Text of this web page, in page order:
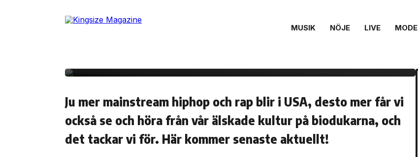
MUSIK NÖJE LIVE MODE
NÖJE 19 mars, 2013
Ju mer mainstream hiphop och rap blir i USA, desto mer får vi
också se och höra från vår älskade kultur på biodukarna, och
det tackar vi för. Här kommer senaste aktuellt!